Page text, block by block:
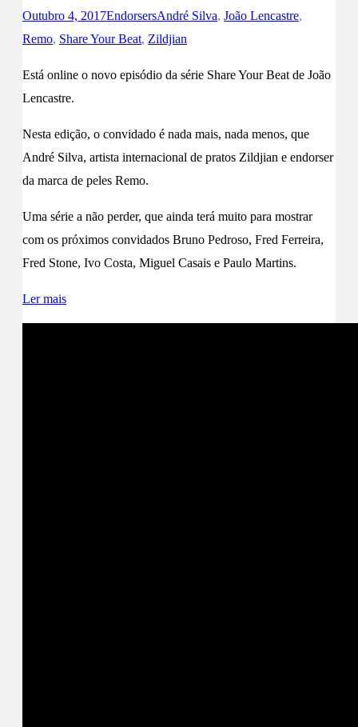
Outubro 4, 2017EndorsersAndré Silva, João Lencastre,
Remo, Share Your Beat, Zildjian
Está online o novo episódio da série Share Your Beat de João
Lencastre.
Nesta edição, o convidado é nada mais, nada menos, que
André Silva, artista internacional de pratos Zildjian e endorser
da marca de peles Remo.
Uma série a não perder, que ainda terá muito para mostrar
com os próximos convidados Bruno Pedroso, Fred Ferreira,
Fred Stone, Ivo Costa, Miguel Casais e Paulo Martins.
Ler mais